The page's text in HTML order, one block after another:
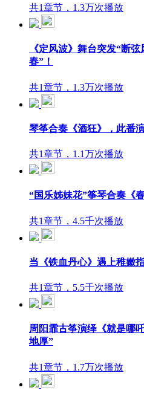
共1章节，1.3万次播放
《定风波》舞台突发“断
春”！
共1章节，1.3万次播放
琴筝合奏《酒狂》，此番
共1章节，1.1万次播放
“国乐姊妹花”筝琴合奏《
共1章节，4.5千次播放
当《铁血丹心》遇上稚嫩
共1章节，5.5千次播放
周阳霏古筝演绎《就是哪
地厚”
共1章节，1.7万次播放